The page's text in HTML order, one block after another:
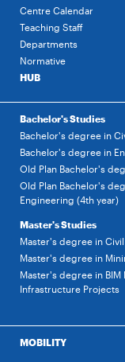
Centre Calendar
Teaching Staff
Departments
Normative
HUB
Bachelor's Studies
Bachelor's degree in
Bachelor's degree in
Old Plan Bachelor's
Old Plan Bachelor's
Engineering (4th year)
Master's Studies
Master's degree in
Master's degree in
Master's degree in
Infrastructure Projects
MOBILITY